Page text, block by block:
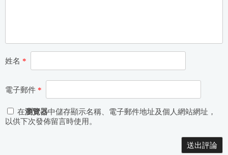
姓名 *
電子郵件 *
在瀏覽器中儲存顯示名稱、電子郵件地址及個人網站網址，
以供下次發佈留言時使用。